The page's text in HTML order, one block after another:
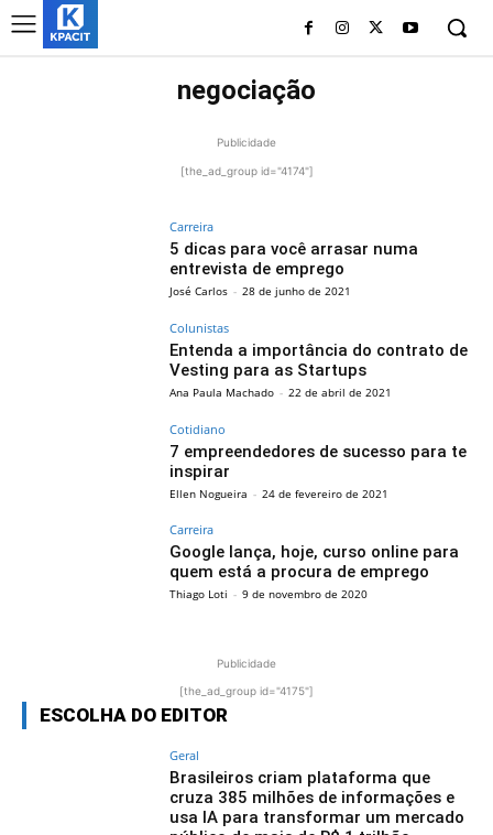
negociação
Publicidade
[the_ad_group id="4174"]
Carreira
5 dicas para você arrasar numa
entrevista de emprego
José Carlos - 28 de junho de 2021
Colunistas
Entenda a importância do contrato de
Vesting para as Startups
Ana Paula Machado - 22 de abril de 2021
Cotidiano
7 empreendedores de sucesso para te
inspirar
Ellen Nogueira - 24 de fevereiro de 2021
Carreira
Google lança, hoje, curso online para
quem está a procura de emprego
Thiago Loti - 9 de novembro de 2020
Publicidade
[the_ad_group id="4175"]
ESCOLHA DO EDITOR
Geral
Brasileiros criam plataforma que
cruza 385 milhões de informações e
usa IA para transformar um mercado